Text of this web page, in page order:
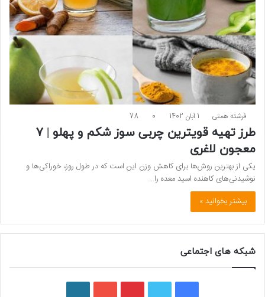
فرشته همتی 1 آبان 1402 0
78
طرز تهیه قویترین چربی سوز شکم و پهلو | ۷
معجون لاغری
یکی از بهترین روش‌ها برای کاهش وزن این است که در طول روز، خوراکی‌ها و
نوشیدنی‌های کاهنده اسید معده را…
بیشتر بخوانید »
شبکه های اجتماعی